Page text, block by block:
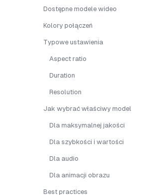
Dostępne modele wideo
Kolory połączeń
Typowe ustawienia
Aspect ratio
Duration
Resolution
Jak wybrać właściwy model
Dla maksymalnej jakości
Dla szybkości i wartości
Dla audio
Dla animacji obrazu
Best practices